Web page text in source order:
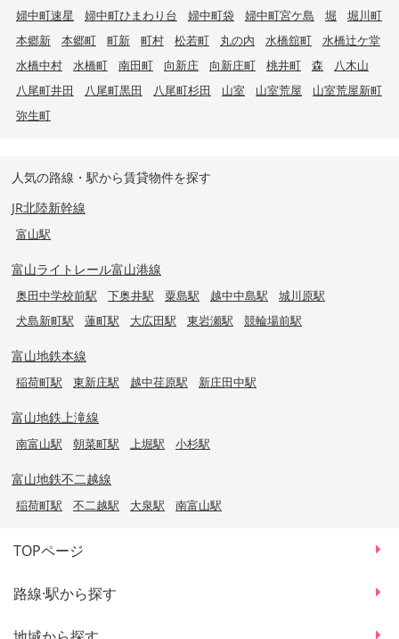
婦中町速星
婦中町ひまわり台 婦中町袋 婦中町宮ケ島 堀
堀川町
本郷新
本郷町 町新 町村 松若町 丸の内 水橋舘町
水橋辻ケ堂
水橋中村
水橋町 南田町 向新庄 向新庄町 桃井町 森
八木山
八尾町井田
八尾町黒田 八尾町杉田 山室 山室荒屋
山室荒屋新町
弥生町
人気の路線・駅から賃貸物件を探す
JR北陸新幹線
富山駅
富山ライトレール富山港線
奥田中学校前駅 下奥井駅 粟島駅 越中中島駅
城川原駅
犬島新町駅
蓮町駅 大広田駅 東岩瀬駅 競輪場前駅
富山地鉄本線
稲荷町駅 東新庄駅 越中荏原駅 新庄田中駅
富山地鉄上滝線
南富山駅 朝菜町駅 上堀駅 小杉駅
富山地鉄不二越線
稲荷町駅 不二越駅 大泉駅 南富山駅
TOPページ
路線·駅から探す